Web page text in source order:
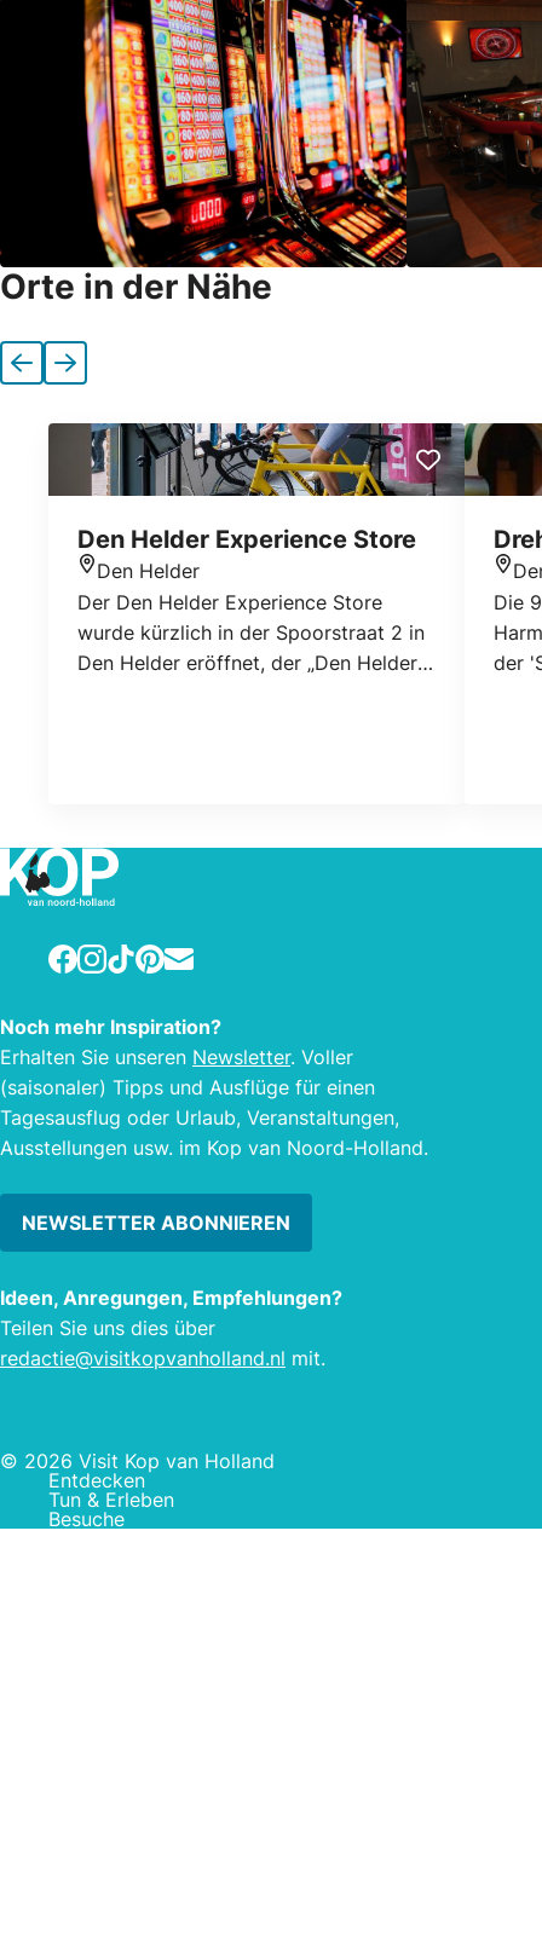
Orte in der Nähe
VorherigeNächste
Den Helder Experience Store
Den Helder
Der Den Helder Experience Store
wurde kürzlich in der Spoorstraat 2 in
Den Helder eröffnet, der „Den Helder
eröffnet und unsere Mitarbeiter stehen
Ihnen bei allen Fragen zu Den Helder
gerne zur Verfügung. Steigen Sie von
und radeln Sie durch Den Helder oder
Erlebnis an! Erfahren Sie mehr über
das Leben und Arbeiten in Den Helder
und erleben Sie Den Helder!
Die
der
Facebook
Instagram
TikTokPinterest
E-mail
Noch mehr Inspiration?
Erhalten Sie unseren Newsletter. Voller
(saisonaler) Tipps und Ausflüge für einen
Tagesausflug oder Urlaub, Veranstaltungen,
Ausstellungen usw. im Kop van Noord-Holland.
NEWSLETTER ABONNIEREN
Ideen, Anregungen, Empfehlungen?
Teilen Sie uns dies über
redactie@visitkopvanholland.nl mit.
© 2026 Visit Kop van Holland
Entdecken
Tun & Erleben
Besuche